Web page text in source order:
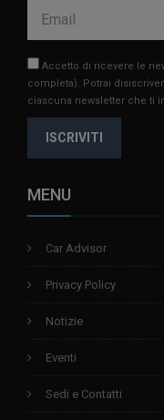
Accetto di ricevere le
completa). Potrai
ciascuna newsletter che ti
ISCRIVITI
MENU
Car Advisor
Privacy Policy
Notizie
Eventi
Sedi e Contatti